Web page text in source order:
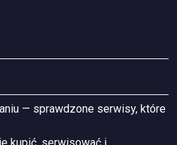
— sprawdzone serwisy, które